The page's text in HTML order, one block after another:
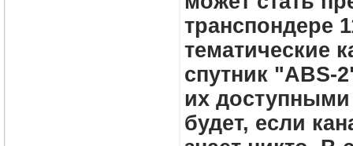
транспондере
тематические
спутник "ABS-
их
будет, если